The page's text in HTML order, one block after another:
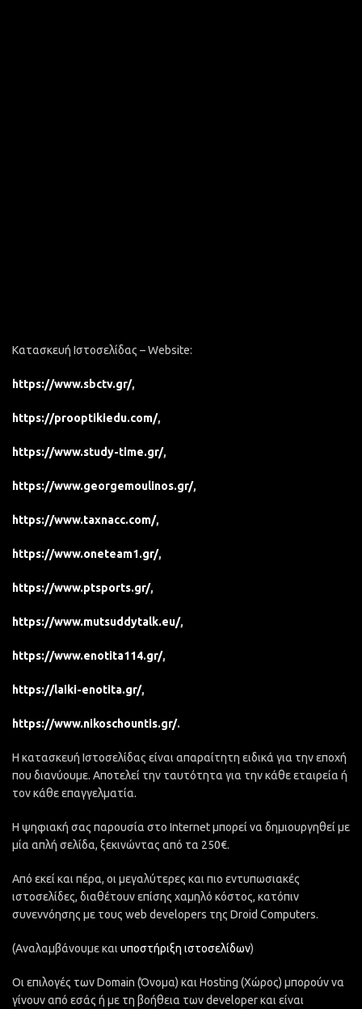
Κατασκευή Ιστοσελίδας – Website:
https://www.sbctv.gr/,
https://prooptikiedu.com/,
https://www.study-time.gr/,
https://www.georgemoulinos.gr/,
https://www.taxnacc.com/,
https://www.oneteam1.gr/,
https://www.ptsports.gr/,
https://www.mutsuddytalk.eu/,
https://www.enotita114.gr/,
https://laiki-enotita.gr/,
https://www.nikoschountis.gr/.
Η κατασκευή Ιστοσελίδας είναι απαραίτητη ειδικά για την εποχή
που διανύουμε. Αποτελεί την ταυτότητα για την κάθε εταιρεία ή
τον κάθε επαγγελματία.
Η ψηφιακή σας παρουσία στο Internet μπορεί να δημιουργηθεί με
μία απλή σελίδα, ξεκινώντας από τα 250€.
Από εκεί και πέρα, οι μεγαλύτερες και πιο εντυπωσιακές
ιστοσελίδες, διαθέτουν επίσης χαμηλό κόστος, κατόπιν
συνεννόησης με τους web developers της Droid Computers.
(Αναλαμβάνουμε και υποστήριξη ιστοσελίδων)
Οι επιλογές των Domain (Όνομα) και Hosting (Χώρος) μπορούν να
γίνουν από εσάς ή με τη βοήθεια των developer και είναι